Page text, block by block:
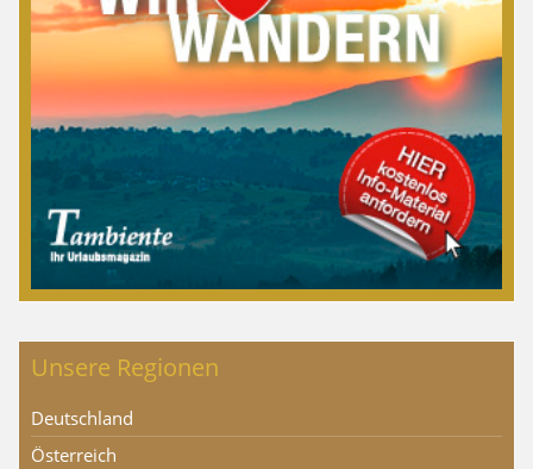
Unsere Regionen
Deutschland
Österreich